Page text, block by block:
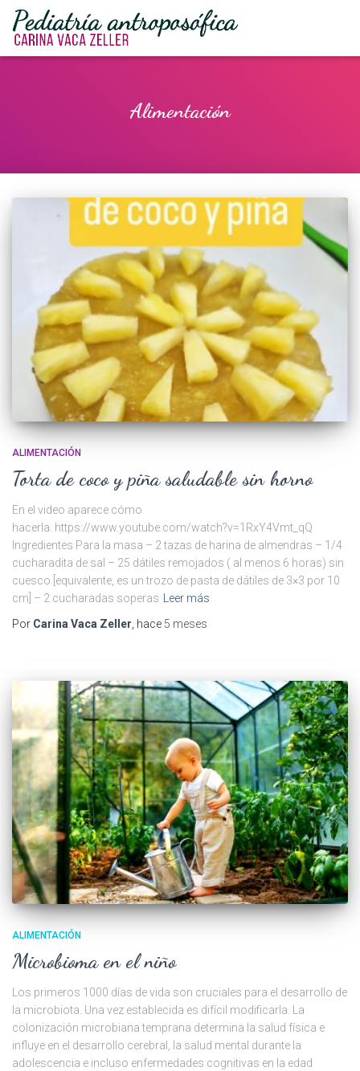
Alimentación
ALIMENTACIÓN
Torta de coco y piña saludable sin horno
En el video aparece cómo
hacerla. https://www.youtube.com/watch?v=1RxY4Vmt_qQ
Ingredientes Para la masa – 2 tazas de harina de almendras – 1/4
cucharadita de sal – 25 dátiles remojados ( al menos 6 horas) sin
cuesco [equivalente, es un trozo de pasta de dátiles de 3×3 por 10
cm] – 2 cucharadas soperas
Leer más
Por Carina Vaca Zeller , hace 5 meses
ALIMENTACIÓN
Microbioma en el niño
Los primeros 1000 días de vida son cruciales para el desarrollo de
la microbiota. Una vez establecida es difícil modificarla. La
colonización microbiana temprana determina la salud física e
influye en el desarrollo cerebral, la salud mental durante la
adolescencia e incluso enfermedades cognitivas en la edad